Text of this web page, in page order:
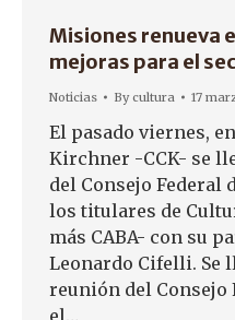
Misiones renueva
mejoras para el
Noticias Bycultura 17
El pasado viernes,
Kirchner -CCK- se
del Consejo Federal
los titulares de
más CABA- con su
Leonardo Cifelli. Se
reunión del Consejo
el…